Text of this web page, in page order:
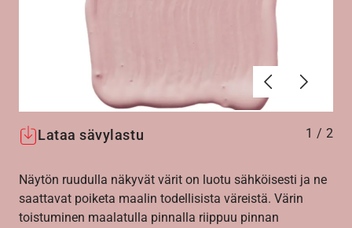
Edellinen
Lataa sävylastu 1 / 2
Näytön ruudulla näkyvät värit on luotu sähköisesti ja ne
saattavat poiketa maalin todellisista väreistä. Värin
toistuminen maalatulla pinnalla riippuu pinnan